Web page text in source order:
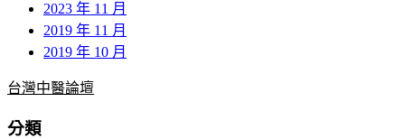
2023 年 11 月
2019 年 11 月
2019 年 10 月
台灣中醫論壇
分類